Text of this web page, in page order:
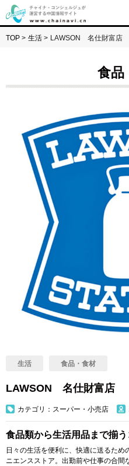
TOP > 生活 > LAWSON 名仕財富店
食品
生活 食品・食材
LAWSON 名仕財富店
カテゴリ：スーパー・小売店
食品類から生活用品まで揃
日々の生活を便利に、快適に送るた
ニエンスストア。出勤前や仕事の合間